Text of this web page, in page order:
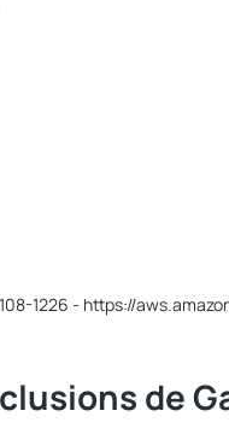
1226 - https://
de